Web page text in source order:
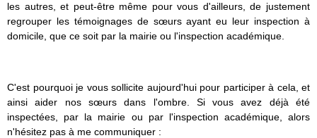
les autres, et peut-être même pour vous d'ailleurs, de justement
regrouper les témoignages de sœurs ayant eu leur inspection à
domicile, que ce soit par la mairie ou l'inspection académique.
C'est pourquoi je vous sollicite aujourd'hui pour participer à cela, et
ainsi aider nos sœurs dans l'ombre. Si vous avez déjà été
inspectées, par la mairie ou par l'inspection académique, alors
n'hésitez pas à me communiquer :